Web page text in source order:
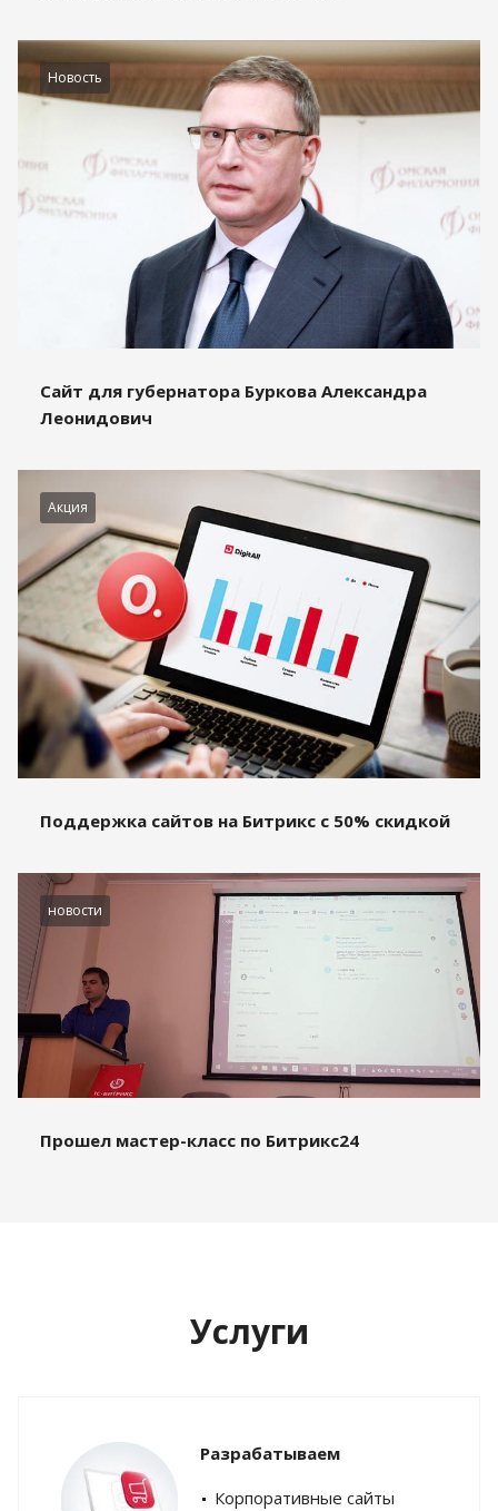
Новость
Сайт для губернатора Буркова Александра
Леонидович
Акция
Поддержка сайтов на Битрикс с 50% скидкой
новости
Прошел мастер-класс по Битрикс24
Услуги
Разрабатываем
Корпоративные сайты